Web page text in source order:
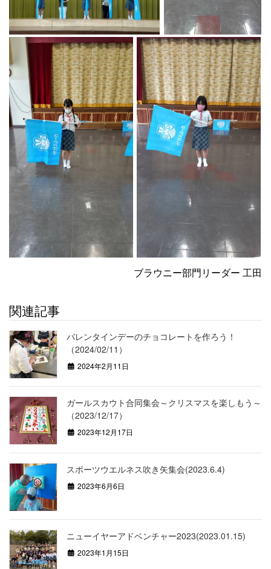
ブラウニー部門リーダー 工田
関連記事
バレンタインデーのチョコレートを作ろう！
（2024/02/11）
2024年2月11日
ガールスカウト合同集会～クリスマスを楽しもう～
（2023/12/17）
2023年12月17日
スポーツウエルネス吹き矢集会(2023.6.4)
2023年6月6日
ニューイヤーアドベンチャー2023(2023.01.15)
2023年1月15日